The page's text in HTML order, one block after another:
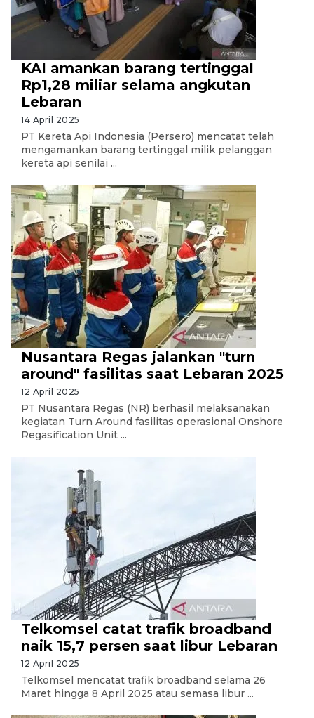
KAI amankan barang tertinggal
Rp1,28 miliar selama angkutan
Lebaran
14 April 2025
PT Kereta Api Indonesia (Persero) mencatat telah
mengamankan barang tertinggal milik pelanggan
kereta api senilai ...
Nusantara Regas jalankan "turn
around" fasilitas saat Lebaran 2025
12 April 2025
PT Nusantara Regas (NR) berhasil melaksanakan
kegiatan Turn Around fasilitas operasional Onshore
Regasification Unit ...
Telkomsel catat trafik broadband
naik 15,7 persen saat libur Lebaran
12 April 2025
Telkomsel mencatat trafik broadband selama 26
Maret hingga 8 April 2025 atau semasa libur ...